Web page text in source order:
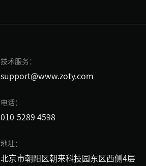
技术服务：
support@www.zoty.com
电话：
010-5289 4598
地址：
北京市朝阳区朝来科技园东区西侧4层